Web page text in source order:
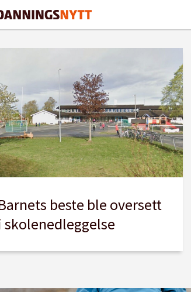
beste ble oversett
skolenedleggelse